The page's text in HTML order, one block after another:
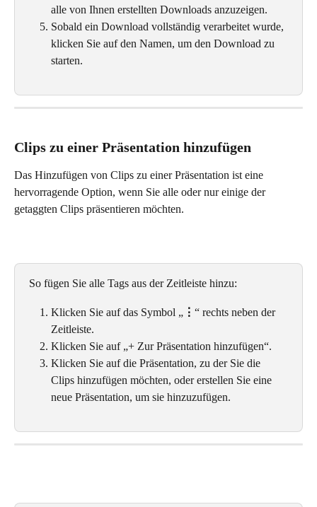
alle von Ihnen erstellten Downloads anzuzeigen.
Sobald ein Download vollständig verarbeitet wurde,
klicken Sie auf den Namen, um den Download zu
starten.
Clips zu einer Präsentation hinzufügen
Das Hinzufügen von Clips zu einer Präsentation ist eine
hervorragende Option, wenn Sie alle oder nur einige der
getaggten Clips präsentieren möchten.
So fügen Sie alle Tags aus der Zeitleiste hinzu:
Klicken Sie auf das Symbol „ ⋮ “ rechts neben der
Zeitleiste.
Klicken Sie auf „+ Zur Präsentation hinzufügen“.
Klicken Sie auf die Präsentation, zu der Sie die
Clips hinzufügen möchten, oder erstellen Sie eine
neue Präsentation, um sie hinzuzufügen.